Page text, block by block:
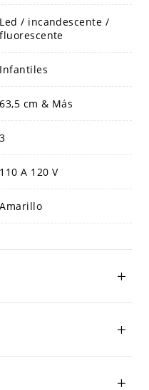
Led / incandescente /
fluorescente
Infantiles
63,5 cm & Más
3
110 A 120 V
Amarillo